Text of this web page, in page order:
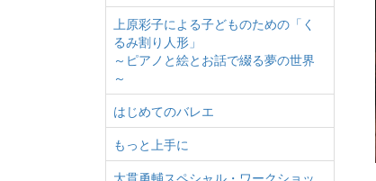
上原彩子による子どものための「く
るみ割り人形」
～ピアノと絵とお話で綴る夢の世界
～
はじめてのバレエ
もっと上手に
大貫勇輔スペシャル・ワークショッ